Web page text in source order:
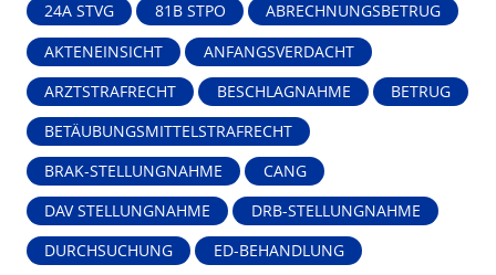
24A STVG 81B STPO ABRECHNUNGSBETRUG
AKTENEINSICHT ANFANGSVERDACHT
ARZTSTRAFRECHT BESCHLAGNAHME BETRUG
BETÄUBUNGSMITTELSTRAFRECHT
BRAK-STELLUNGNAHME CANG
DAV STELLUNGNAHME DRB-STELLUNGNAHME
DURCHSUCHUNG ED-BEHANDLUNG